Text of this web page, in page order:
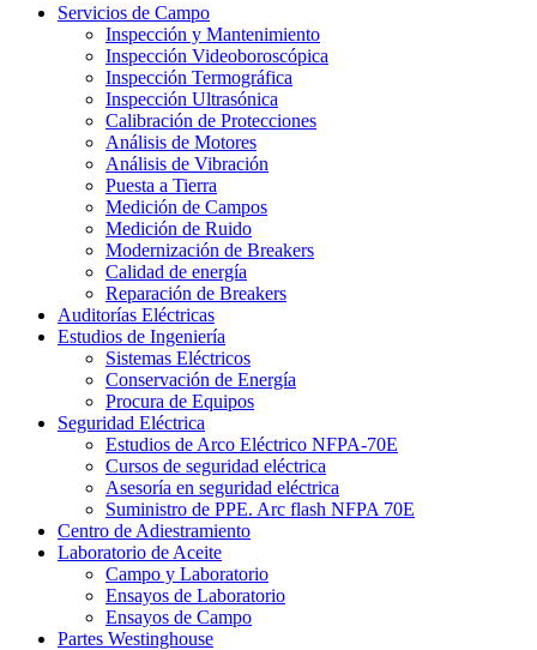
Servicios de Campo
Inspección y Mantenimiento
Inspección Videoboroscópica
Inspección Termográfica
Inspección Ultrasónica
Calibración de Protecciones
Análisis de Motores
Análisis de Vibración
Puesta a Tierra
Medición de Campos
Medición de Ruido
Modernización de Breakers
Calidad de energía
Reparación de Breakers
Auditorías Eléctricas
Estudios de Ingeniería
Sistemas Eléctricos
Conservación de Energía
Procura de Equipos
Seguridad Eléctrica
Estudios de Arco Eléctrico NFPA-70E
Cursos de seguridad eléctrica
Asesoría en seguridad eléctrica
Suministro de PPE. Arc flash NFPA 70E
Centro de Adiestramiento
Laboratorio de Aceite
Campo y Laboratorio
Ensayos de Laboratorio
Ensayos de Campo
Partes Westinghouse